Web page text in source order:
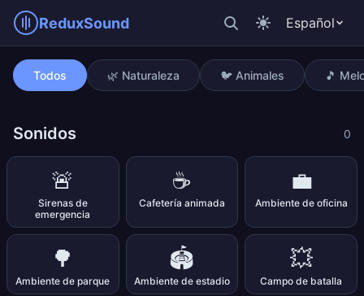
ReduxSound Español
Cuenco tibetano (1 min)
Todos 🌿 Naturaleza 🐦 Animales 🎵
Sonidos 0
🚨
Sirenas de
emergencia
☕
Cafetería animada
💼
Ambiente de oficina
🌳
Ambiente de parque
🏟️
Ambiente de estadio
💥
Campo de batalla